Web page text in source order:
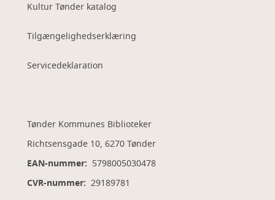
Kultur Tønder katalog
Tilgængelighedserklæring
Servicedeklaration
Tønder Kommunes Biblioteker
Richtsensgade 10, 6270 Tønder
EAN-nummer: 5798005030478
CVR-nummer: 29189781